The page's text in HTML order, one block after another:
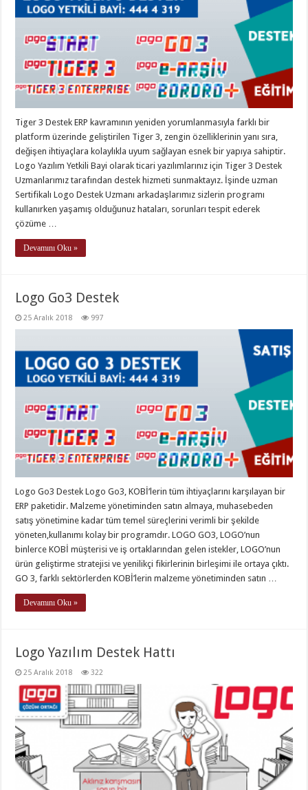
Tiger 3 Destek ERP kavramının yeniden yorumlanmasıyla farklı bir
platform üzerinde geliştirilen Tiger 3, zengin özelliklerinin yanı sıra,
değişen ihtiyaçlara kolaylıkla uyum sağlayan esnek bir yapıya sahiptir.
Logo Yazılım Yetkili Bayi olarak ticari yazılımlarınız için Tiger 3 Destek
Uzmanlarımız tarafından destek hizmeti sunmaktayız. İşinde uzman
Sertifikalı Logo Destek Uzmanı arkadaşlarımız sizlerin programı
kullanırken yaşamış olduğunuz hataları, sorunları tespit ederek
çözüme …
Devamını Oku »
Logo Go3 Destek
25 Aralık 2018 997
Logo Go3 Destek Logo Go3, KOBİ’lerin tüm ihtiyaçlarını karşılayan bir
ERP paketidir. Malzeme yönetiminden satın almaya, muhasebeden
satış yönetimine kadar tüm temel süreçlerini verimli bir şekilde
yöneten,kullanımı kolay bir programdır. LOGO GO3, LOGO’nun
binlerce KOBİ müşterisi ve iş ortaklarından gelen istekler, LOGO’nun
ürün geliştirme stratejisi ve yenilikçi fikirlerinin birleşimi ile ortaya çıktı.
GO 3, farklı sektörlerden KOBİ’lerin malzeme yönetiminden satın …
Devamını Oku »
Logo Yazılım Destek Hattı
25 Aralık 2018 322